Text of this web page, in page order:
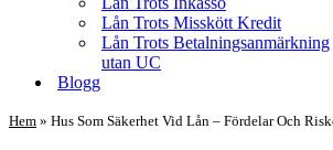
Lån Trots Misskött Kredit
Lån Trots Betalningsanmärkning
utan UC
Blogg
Hem » Hus Som Säkerhet Vid Lån – Fördelar Och